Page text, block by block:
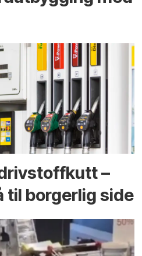
–
til borgerlig side